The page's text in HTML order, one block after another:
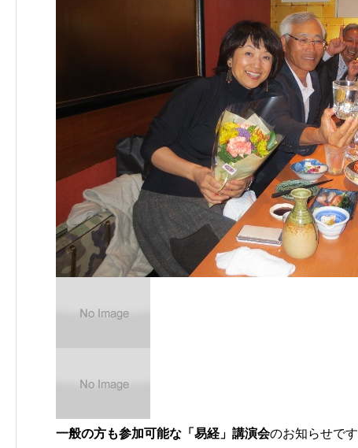
一般の方も参加可能な「易経」講演会のお知ら